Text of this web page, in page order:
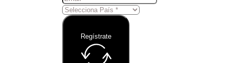
Regístrate